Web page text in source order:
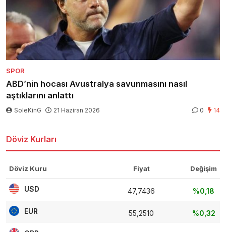
SPOR
ABD’nin hocası Avustralya savunmasını nasıl
aştıklarını anlattı
SoleKinG 21 Haziran 2026 0 14
Döviz Kurları
Döviz Kuru Fiyat Değişim
USD 47,7436 %0,18
EUR 55,2510 %0,32